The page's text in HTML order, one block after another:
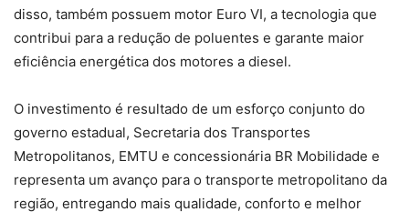
disso, também possuem motor Euro VI, a tecnologia que
contribui para a redução de poluentes e garante maior
eficiência energética dos motores a diesel.
O investimento é resultado de um esforço conjunto do
governo estadual, Secretaria dos Transportes
Metropolitanos, EMTU e concessionária BR Mobilidade e
representa um avanço para o transporte metropolitano da
região, entregando mais qualidade, conforto e melhor